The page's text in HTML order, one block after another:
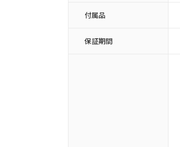
付属品
保証期間